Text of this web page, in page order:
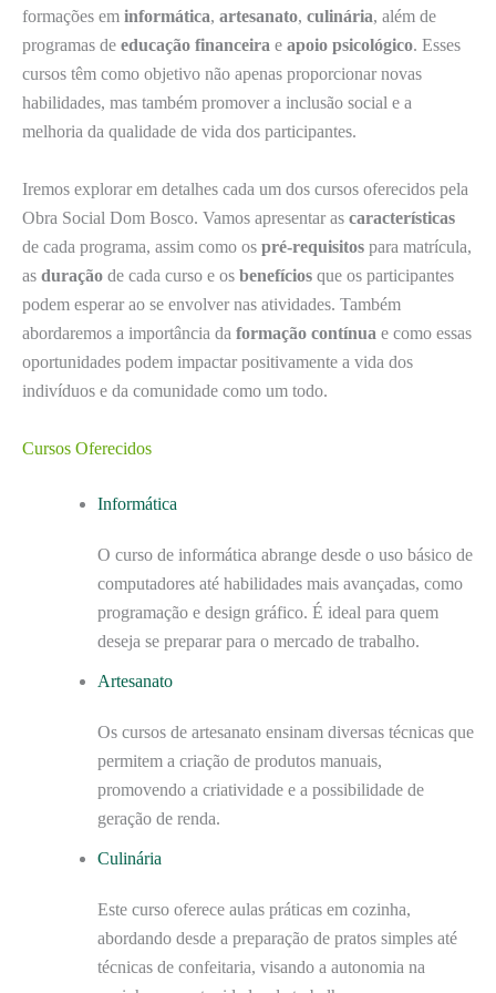
formações em informática, artesanato, culinária, além de
programas de educação financeira e apoio psicológico. Esses
cursos têm como objetivo não apenas proporcionar novas
habilidades, mas também promover a inclusão social e a
melhoria da qualidade de vida dos participantes.
Iremos explorar em detalhes cada um dos cursos oferecidos pela
Obra Social Dom Bosco. Vamos apresentar as características
de cada programa, assim como os pré-requisitos para matrícula,
as duração de cada curso e os benefícios que os participantes
podem esperar ao se envolver nas atividades. Também
abordaremos a importância da formação contínua e como essas
oportunidades podem impactar positivamente a vida dos
indivíduos e da comunidade como um todo.
Cursos Oferecidos
Informática
O curso de informática abrange desde o uso básico de
computadores até habilidades mais avançadas, como
programação e design gráfico. É ideal para quem
deseja se preparar para o mercado de trabalho.
Artesanato
Os cursos de artesanato ensinam diversas técnicas que
permitem a criação de produtos manuais,
promovendo a criatividade e a possibilidade de
geração de renda.
Culinária
Este curso oferece aulas práticas em cozinha,
abordando desde a preparação de pratos simples até
técnicas de confeitaria, visando a autonomia na